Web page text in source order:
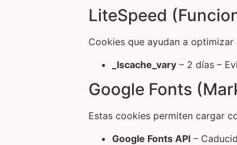
LiteSpeed
Cookies que ayudan a
_lscache_vary – 2 días –
Google Fonts
Estas cookies permiten cargar
Google Fonts API –